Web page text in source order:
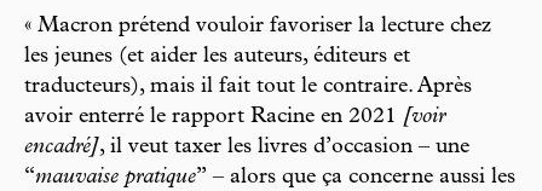
« Macron prétend vouloir favoriser la lecture chez
les jeunes (et aider les auteurs, éditeurs et
traducteurs), mais il fait tout le contraire. Après
avoir enterré le rapport Racine en 2021 [voir
encadré], il veut taxer les livres d’occasion – une
“mauvaise pratique” – alors que ça concerne aussi les